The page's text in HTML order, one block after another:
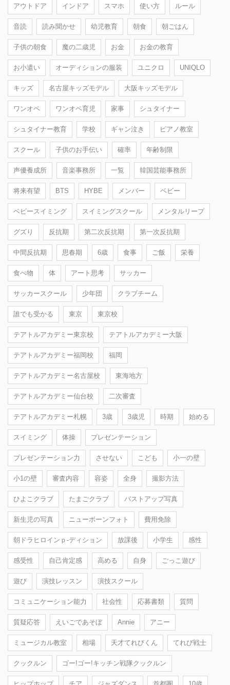
アウトドア インドア スマホ 使い方 ルール
音読 読み聞かせ 幼児教育 朝食 朝ごはん
子供の朝食 魔の二歳児 お金 お金の教育
お小遣い オーディションの服装 ユニクロ UNIQLO
キッズ 名古屋キッズモデル 大阪キッズモデル
ワンオペ ワンオペ育児 家事 シュタイナー
シュタイナー教育 学校 ギャン泣き ピアノ教室
スクール 子供のお手伝い 確率 年齢制限
声優養成所 音楽事務所 一覧 韓国芸能事務所
将来有望 BTS HYBE メンバー ベビー
ベビースイミング スイミングスクール メンタルリープ
グズり 反抗期 第二次反抗期 第一次反抗期
中間反抗期 思春期 6歳 食事 ご飯 栄養
食べ物 体 アート思考 サッカー
サッカースクール 少年団 クラブチーム
誰でも受かる 東京 東京校
テアトルアカデミー東京校 テアトルアカデミー大阪
テアトルアカデミー福岡校 福岡
テアトルアカデミー名古屋校 東海地方
テアトルアカデミー仙台校 二次審査
テアトルアカデミー札幌 3歳 3歳児 時期 始める
スイミング 体操 プレゼンテーション
プレゼンテーション力 させない こども 小一の壁
小1の壁 審査内容 容姿 全身 撮影方法
ひよこクラブ たまごクラブ バストアップ写真
新生児の写真 ニューボーンフォト 費用免除
朝ドラヒロインｐ-ディション 放課後 小学生 感性
感受性 自己肯定感 高める 自身 ごっこ遊び
遊び 演技レッスン 演技スクール
コミュニケーション能力 社会性 応募書類 質問
質疑応答 えいごであそぼ Annie アニー
ミュージカル教室 相場 天才てれびくん てれび戦士
クックルン ゴー!ゴー!キッチン戦隊クックルン